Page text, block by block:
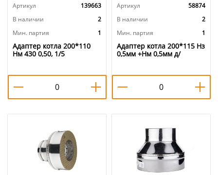
Артикул
139663
В наличии
2
Мин. партия
1
Адаптер котла 200*110
Нм 430 0,50, 1/5
Артикул
58874
В наличии
2
Мин. партия
1
Адаптер котла 200*115 Нз
0,5мм +Нм 0,5мм д/